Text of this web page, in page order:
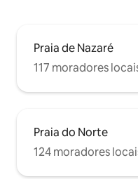
Praia de Nazaré
117 moradores
Praia do Norte
124 moradores